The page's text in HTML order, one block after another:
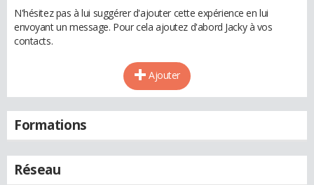
N'hésitez pas à lui suggérer d'ajouter cette expérience en lui
envoyant un message. Pour cela ajoutez d'abord Jacky à vos
contacts.
Ajouter
Formations
Réseau